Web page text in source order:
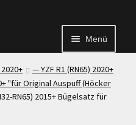
Menü
2020+
— YZF R1 (RN65) 2020+
"für Original Auspuff (Höcker
RN65) 2015+ Bügelsatz für